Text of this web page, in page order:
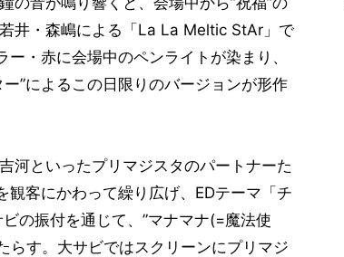
井・森嶋による「La La Meltic StAr」で
・赤に会場中のペンライトが染まり、
”によるこの日限りのバージョンが形作
河といったプリマジスタのパートナーた
観客にかわって繰り広げ、EDテーマ「チ
の振付を通じて、”マナマナ(=魔法使
らす。大サビではスクリーンにプリマジ